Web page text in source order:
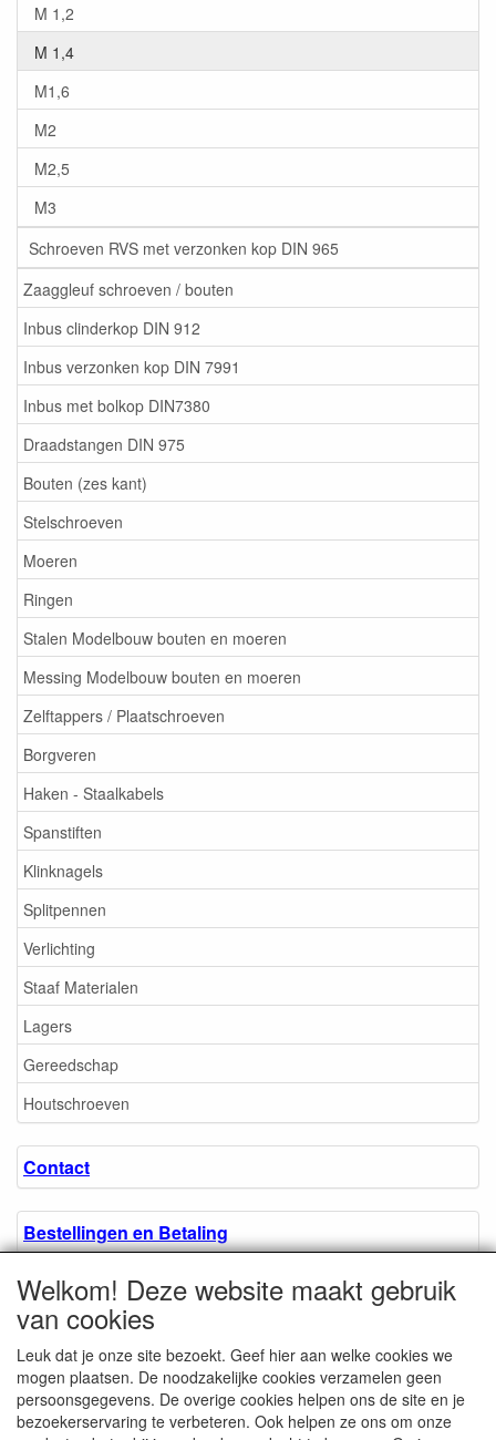
M 1,2
M 1,4
M1,6
M2
M2,5
M3
Schroeven RVS met verzonken kop DIN 965
Zaaggleuf schroeven / bouten
Inbus clinderkop DIN 912
Inbus verzonken kop DIN 7991
Inbus met bolkop DIN7380
Draadstangen DIN 975
Bouten (zes kant)
Stelschroeven
Moeren
Ringen
Stalen Modelbouw bouten en moeren
Messing Modelbouw bouten en moeren
Zelftappers / Plaatschroeven
Borgveren
Haken - Staalkabels
Spanstiften
Klinknagels
Splitpennen
Verlichting
Staaf Materialen
Lagers
Gereedschap
Houtschroeven
Contact
Bestellingen en Betaling
Algemene voorwaarden
Over ons.
Privacyverklaring
Welkom! Deze website maakt gebruik
van cookies
Leuk dat je onze site bezoekt. Geef hier aan welke cookies we
mogen plaatsen. De noodzakelijke cookies verzamelen geen
persoonsgegevens. De overige cookies helpen ons de site en je
bezoekerservaring te verbeteren. Ook helpen ze ons om onze